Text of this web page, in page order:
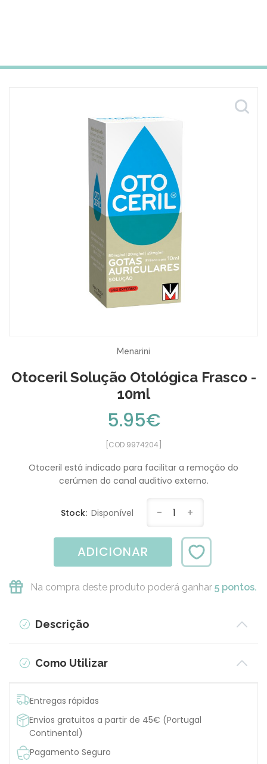
Menarini
Otoceril Solução Otológica Frasco -
10ml
5.95€
[COD 9974204]
Otoceril está indicado para facilitar a remoção do
cerúmen do canal auditivo externo.
Stock: Disponível - 1 +
ADICIONAR
Na compra deste produto poderá ganhar 5 pontos.
Descrição
Como Utilizar
Entregas rápidas
Envios gratuitos a partir de 45€ (Portugal
Continental)
Pagamento Seguro